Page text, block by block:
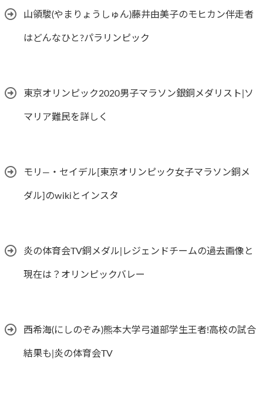
山領駿(やまりょうしゅん)藤井由美子のモヒカン伴走者
はどんなひと?パラリンピック
東京オリンピック2020男子マラソン銀銅メダリスト|ソ
マリア難民を詳しく
モリ―・セイデル[東京オリンピック女子マラソン銅メ
ダル]のwikiとインスタ
炎の体育会TV銅メダル|レジェンドチームの過去画像と
現在は？オリンピックバレー
西希海(にしのぞみ)熊本大学弓道部学生王者!高校の試合
結果も|炎の体育会TV